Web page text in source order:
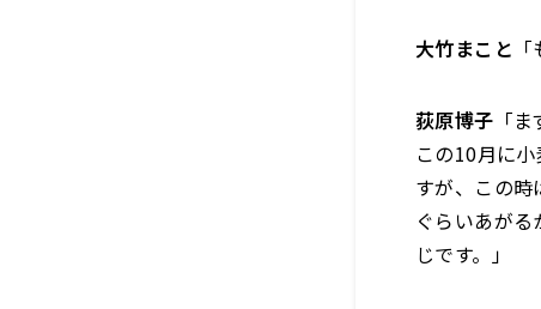
大竹まこと
荻原博子 「
この10月に
すが、この
ぐらいあが
じです。」